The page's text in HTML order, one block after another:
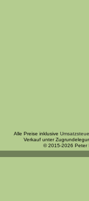
Alle Preise inklusive
Verkauf unter
© 2015-2026 Peter